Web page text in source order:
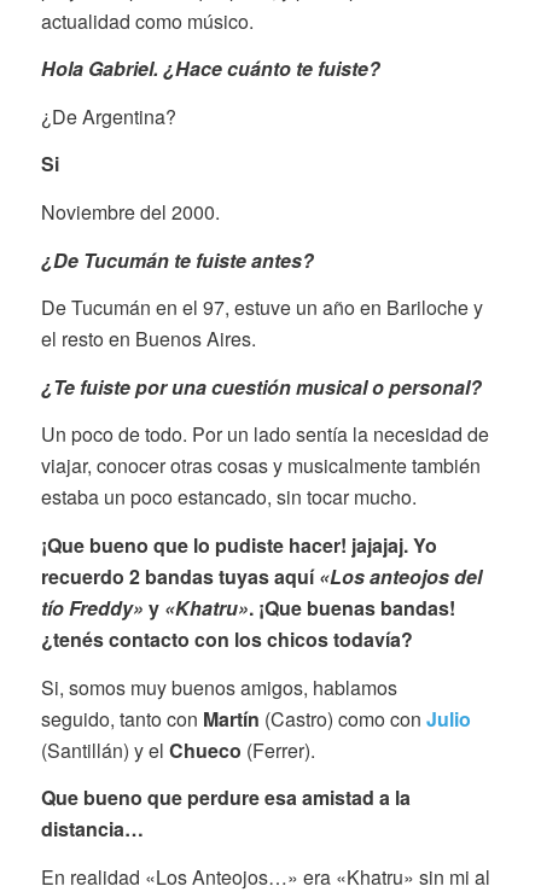
actualidad como músico.
Hola Gabriel. ¿Hace cuánto te fuiste?
¿De Argentina?
Si
Noviembre del 2000.
¿De Tucumán te fuiste antes?
De Tucumán en el 97, estuve un año en Bariloche y
el resto en Buenos Aires.
¿Te fuiste por una cuestión musical o personal?
Un poco de todo. Por un lado sentía la necesidad de
viajar, conocer otras cosas y musicalmente también
estaba un poco estancado, sin tocar mucho.
¡Que bueno que lo pudiste hacer! jajajaj. Yo
recuerdo 2 bandas tuyas aquí«Los anteojos del
tío Freddy» y «Khatru». ¡Que buenas bandas!
¿tenés contacto con los chicos todavía?
Si, somos muy buenos amigos, hablamos
seguido, tanto con Martín (Castro) como con Julio
(Santillán) y el Chueco (Ferrer).
Que bueno que perdure esa amistad a la
distancia…
En realidad «Los Anteojos…» era «Khatru» sin mi al